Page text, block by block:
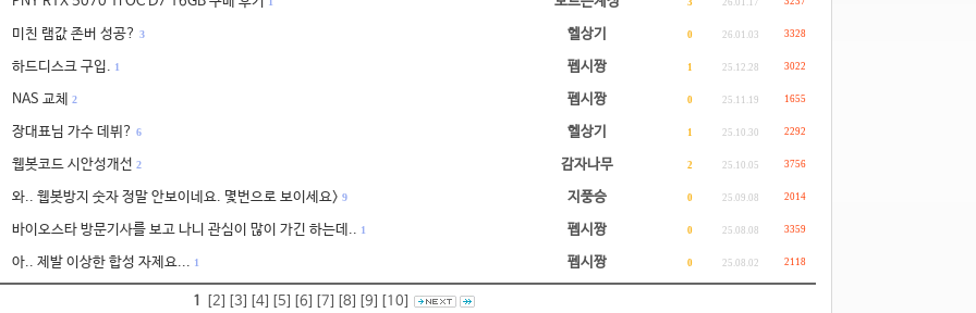
3 26.01.17
미친 램값 존버 성공? 3 헬상기 0 26.01.03 3328
하드디스크 구입. 1 펩시짱 1 25.12.28 3022
NAS 교체 2 펩시짱 0 25.11.19 1655
장대표님 가수 데뷔? 6 헬상기 1 25.10.30 2292
웹봇코드 시안성개선 2 감자나무 2 25.10.05 3756
와.. 웹봇방지 숫자 정말 안보이네요. 몇번으로 보이세요> 9 지풍승 0 25.09.08 2014
바이오스타 방문기사를 보고 나니 관심이 많이 가긴 하는데.. 1 펩시짱 0 25.08.08 3359
아.. 제발 이상한 합성 자제요... 1 펩시짱 0 25.08.02 2118
1 [2] [3] [4] [5] [6] [7] [8] [9] [10]